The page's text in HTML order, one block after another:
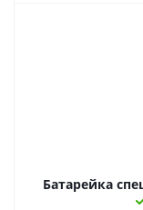
Батарейка